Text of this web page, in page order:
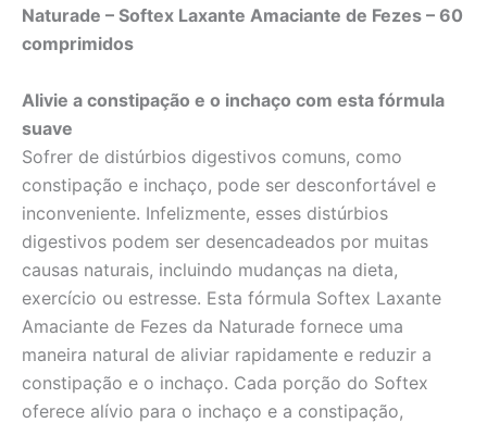
Naturade – Softex Laxante Amaciante de Fezes – 60
comprimidos
Alivie a constipação e o inchaço com esta fórmula
suave
Sofrer de distúrbios digestivos comuns, como
constipação e inchaço, pode ser desconfortável e
inconveniente. Infelizmente, esses distúrbios
digestivos podem ser desencadeados por muitas
causas naturais, incluindo mudanças na dieta,
exercício ou estresse. Esta fórmula Softex Laxante
Amaciante de Fezes da Naturade fornece uma
maneira natural de aliviar rapidamente e reduzir a
constipação e o inchaço. Cada porção do Softex
oferece alívio para o inchaço e a constipação,